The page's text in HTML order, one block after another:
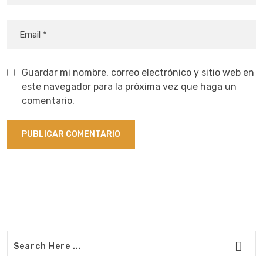
Guardar mi nombre, correo electrónico y sitio web en
este navegador para la próxima vez que haga un
comentario.